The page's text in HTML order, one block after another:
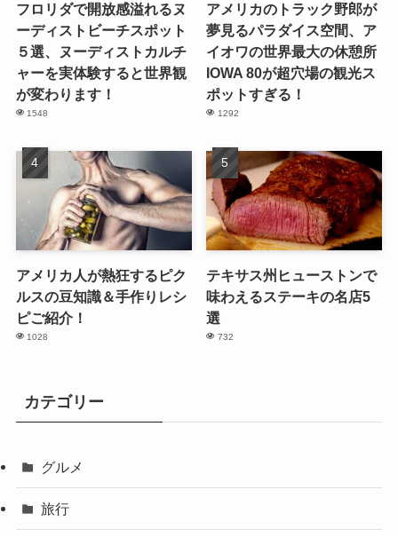
フロリダで開放感溢れるヌ
ーディストビーチスポット
５選、ヌーディストカルチ
ャーを実体験すると世界観
が変わります！
1548
アメリカのトラック野郎が
夢見るパラダイス空間、ア
イオワの世界最大の休憩所
IOWA 80が超穴場の観光ス
ポットすぎる！
1292
アメリカ人が熱狂するピク
ルスの豆知識＆手作りレシ
ピご紹介！
1028
テキサス州ヒューストンで
味わえるステーキの名店5
選
732
カテゴリー
グルメ
旅行